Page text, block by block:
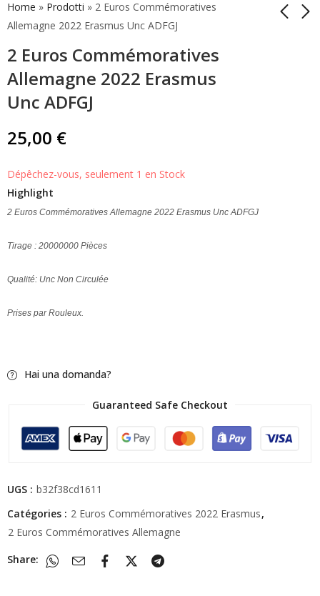
Home » Prodotti » 2 Euros Commémoratives
Allemagne 2022 Erasmus Unc ADFGJ
2 Euros Commémoratives
Allemagne 2022 Erasmus
Unc ADFGJ
2 Euros
Commémorative
Irlande 2022 Erasmus
2 Euros
25,00 €
Dépêchez-vous, seulement 1 en Stock
Highlight
2 Euros Commémoratives Allemagne 2022 Erasmus Unc ADFGJ
Tirage : 20000000 Pièces
Qualité: Unc Non Circulée
Prises par Rouleux.
Hai una domanda?
Guaranteed Safe Checkout
UGS : b32f38cd1611
Catégories : 2 Euros Commémoratives 2022 Erasmus,
2 Euros Commémoratives Allemagne
Share: